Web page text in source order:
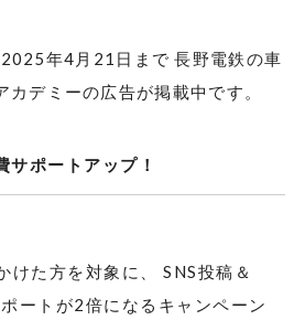
年4月21日まで 長野電鉄の車
カデミーの広告が掲載中です。
サポートアップ！
けた方を対象に、 SNS投稿＆
ートが2倍になるキャンペーン